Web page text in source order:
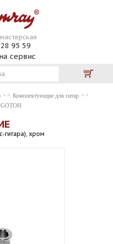
95 59
сервис
Комплектующие для гитар
GOTOH
гитара), хром